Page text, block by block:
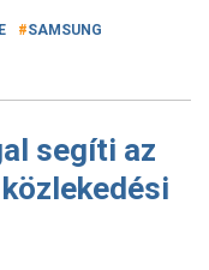
SAMSUNG
segíti az